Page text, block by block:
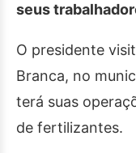
seus
O presidente
Branca, no
terá suas
de fertilizantes.